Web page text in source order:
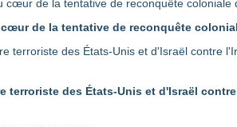
de la tentative de reconquête
terroriste des États-Unis et d'Israël